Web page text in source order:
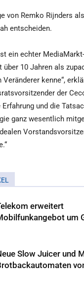
von Remko Rijnders
entscheiden.
ein echter
10 Jahren als
kenne“,
der
Erfahrung und die
ganz wesentlich
erweitert
um
Slow Juicer und